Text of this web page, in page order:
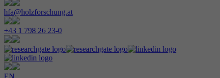
hfa@holzforschung.at
+43 1 798 26 23-0
EN